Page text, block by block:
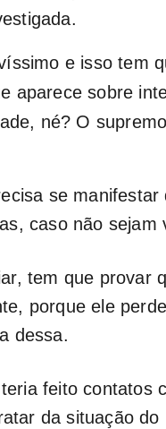
e isso tem
aparece sobre
né? O
se
caso não sejam
tem que provar
porque ele
dessa.
feito contatos
da situação